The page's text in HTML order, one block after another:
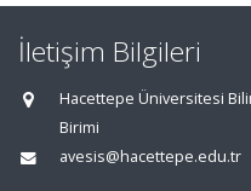
İletişim Bilgileri
Hacettepe Üniversitesi
Birimi
avesis@hacettepe.edu.tr